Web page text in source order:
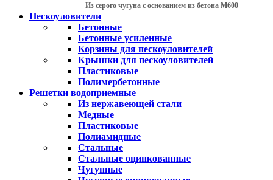
Из серого чугуна с основанием из бетона М600
Пескоуловители
Бетонные
Бетонные усиленные
Корзины для пескоуловителей
Крышки для пескоуловителей
Пластиковые
Полимербетонные
Решетки водоприемные
Из нержавеющей стали
Медные
Пластиковые
Полиамидные
Стальные
Стальные оцинкованные
Чугунные